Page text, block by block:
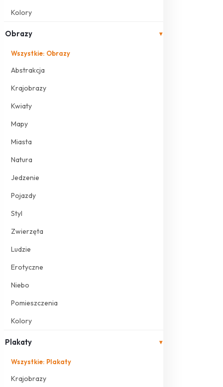
Kolory
Obrazy ▾
Wszystkie: Obrazy
Abstrakcja
Krajobrazy
Kwiaty
Mapy
Miasta
Natura
Jedzenie
Pojazdy
Styl
Zwierzęta
Ludzie
Erotyczne
Niebo
Pomieszczenia
Kolory
Plakaty ▾
Wszystkie: Plakaty
Krajobrazy